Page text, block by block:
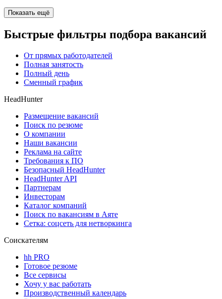
Показать ещё
Быстрые фильтры подбора вакансий
От прямых работодателей
Полная занятость
Полный день
Сменный график
HeadHunter
Размещение вакансий
Поиск по резюме
О компании
Наши вакансии
Реклама на сайте
Требования к ПО
Безопасный HeadHunter
HeadHunter API
Партнерам
Инвесторам
Каталог компаний
Поиск по вакансиям в Аяте
Сетка: соцсеть для нетворкинга
Соискателям
hh PRO
Готовое резюме
Все сервисы
Хочу у вас работать
Производственный календарь